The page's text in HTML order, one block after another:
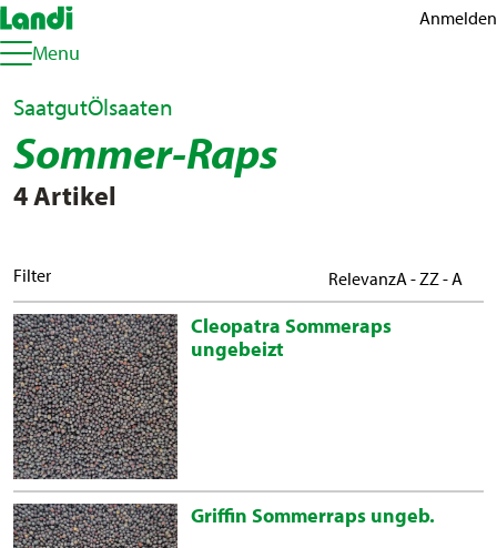
Anmelden
Menu
SaatgutÖlsaaten
Sommer-Raps
4 Artikel
Filter RelevanzA - ZZ - A
Cleopatra Sommeraps
ungebeizt
Griffin Sommerraps ungeb.